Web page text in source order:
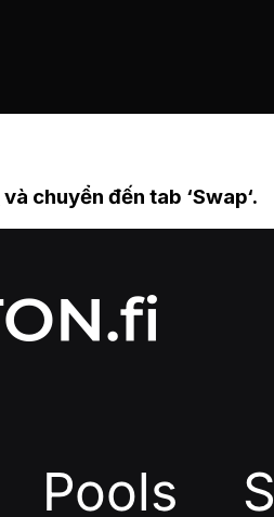
và chuyển đến tab ‘Swap‘.